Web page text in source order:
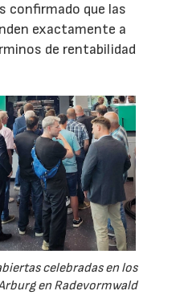
confirmado que las
exactamente a
de rentabilidad
celebradas en los
en Radevormwald